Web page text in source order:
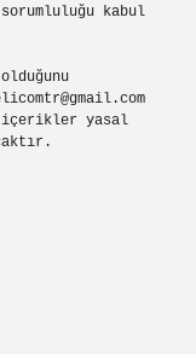
kabul
yasal